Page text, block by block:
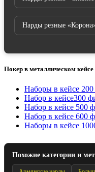
Нарды резные
Покер в металлическом кейсе
Наборы в кейсе
Набор в кейсе300
Набор в кейсе 500
Набор в кейсе 600
Наборы в кейсе
Похожие категории и